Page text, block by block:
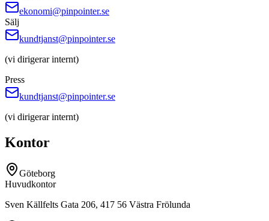
ekonomi@pinpointer.se
Sälj
kundtjanst@pinpointer.se
(vi dirigerar internt)
Press
kundtjanst@pinpointer.se
(vi dirigerar internt)
Kontor
Göteborg
Huvudkontor
Sven Källfelts Gata 206, 417 56 Västra Frölunda